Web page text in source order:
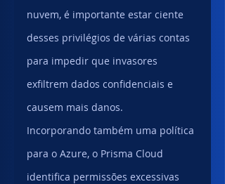
nuvem, é importante estar ciente
desses privilégios de várias contas
para impedir que invasores
exfiltrem dados confidenciais e
causem mais danos.
Incorporando também uma política
para o Azure, o Prisma Cloud
identifica permissões excessivas